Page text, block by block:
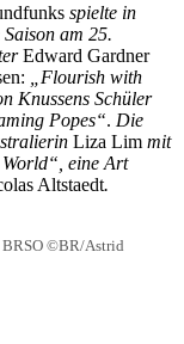
spielte in
am 25.
Edward Gardner
„Flourish with
Knussens Schüler
Popes“. Die
Liza Lim mit
eine Art
Altstaedt.
BRSO ©BR/Astrid